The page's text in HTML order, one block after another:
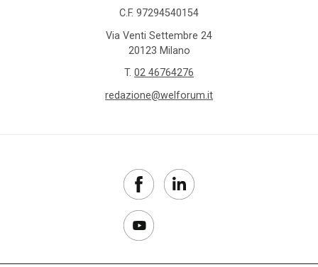
C.F. 97294540154
Via Venti Settembre 24
20123 Milano
T. 02 46764276
redazione@welforum.it